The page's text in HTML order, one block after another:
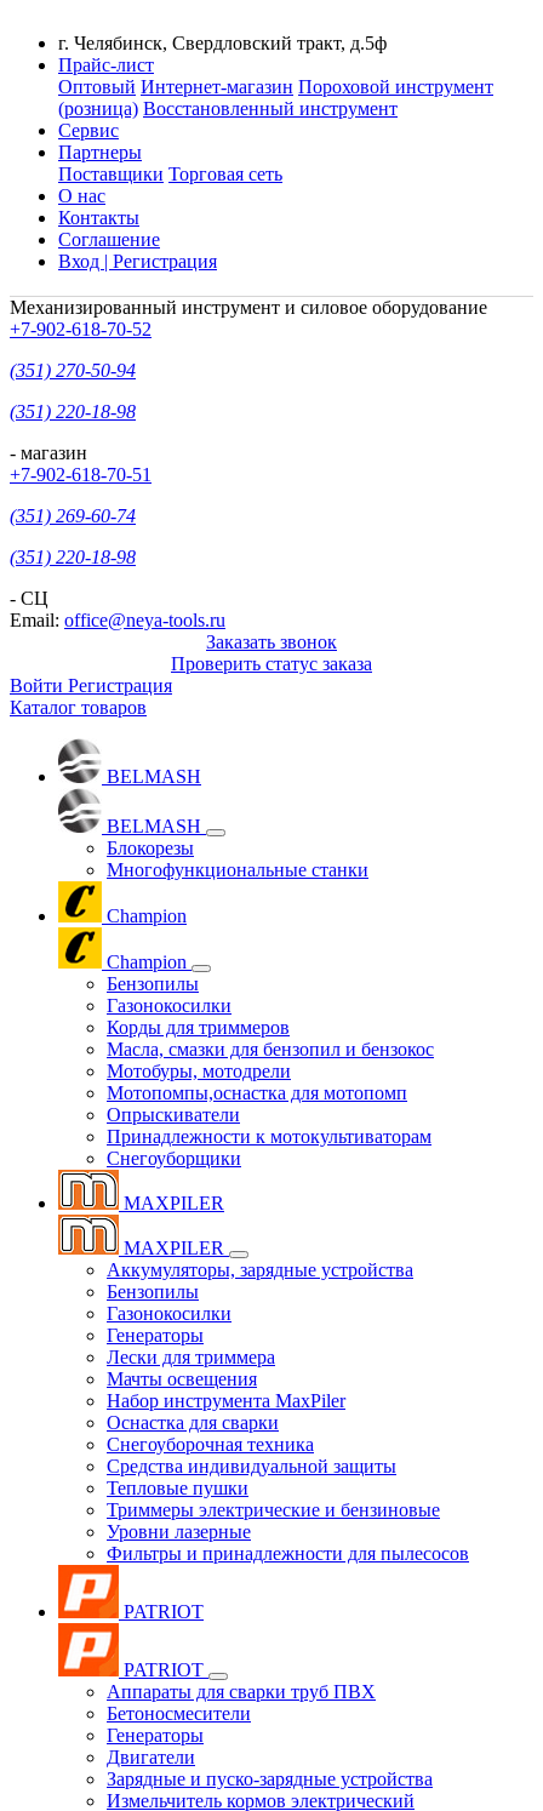
г. Челябинск, Свердловский тракт, д.5ф
Прайс-лист
Оптовый Интернет-магазин Пороховой инструмент
(розница) Восстановленный инструмент
Сервис
Партнеры
Поставщики Торговая сеть
О нас
Контакты
Соглашение
Вход | Регистрация
Механизированный инструмент и силовое оборудование
+7-902-618-70-52
(351) 270-50-94
(351) 220-18-98
- магазин
+7-902-618-70-51
(351) 269-60-74
(351) 220-18-98
- СЦ
Email: office@neya-tools.ru
Заказать звонок
Проверить статус заказа
Войти Регистрация
Каталог товаров
BELMASH
BELMASH
Блокорезы
Многофункциональные станки
Champion
Champion
Бензопилы
Газонокосилки
Корды для триммеров
Масла, смазки для бензопил и бензокос
Мотобуры, мотодрели
Мотопомпы,оснастка для мотопомп
Опрыскиватели
Принадлежности к мотокультиваторам
Снегоуборщики
MAXPILER
MAXPILER
Аккумуляторы, зарядные устройства
Бензопилы
Газонокосилки
Генераторы
Лески для триммера
Мачты освещения
Набор инструмента MaxPiler
Оснастка для сварки
Снегоуборочная техника
Средства индивидуальной защиты
Тепловые пушки
Триммеры электрические и бензиновые
Уровни лазерные
Фильтры и принадлежности для пылесосов
PATRIOT
PATRIOT
Аппараты для сварки труб ПВХ
Бетоносмесители
Генераторы
Двигатели
Зарядные и пуско-зарядные устройства
Измельчитель кормов электрический